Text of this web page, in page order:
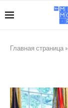
Главная страница »